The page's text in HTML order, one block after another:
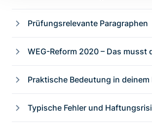
Prüfungsrelevante Paragraphen
WEG-Reform 2020 – Das musst
Praktische Bedeutung in
Typische Fehler und